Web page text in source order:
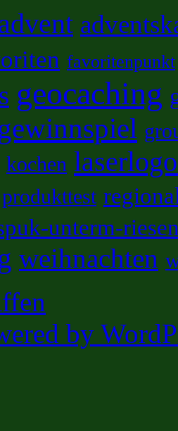
favoritenpunkt
geocaching
kochen
produkttest
unterm-
weihnachten
by